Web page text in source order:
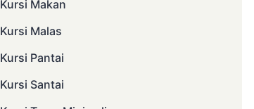
Kursi Makan
Kursi Malas
Kursi Pantai
Kursi Santai